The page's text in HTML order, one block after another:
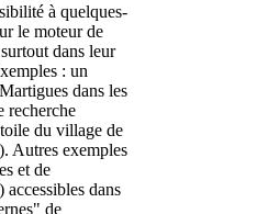
à quelques-
le moteur de
dans leur
: un
dans les
recherche
du village de
Autres exemples
et de
dans
de